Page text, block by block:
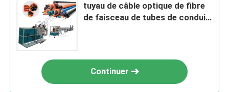
tuyau de câble optique de fibre
de faisceau de tubes de conduit
Continuer